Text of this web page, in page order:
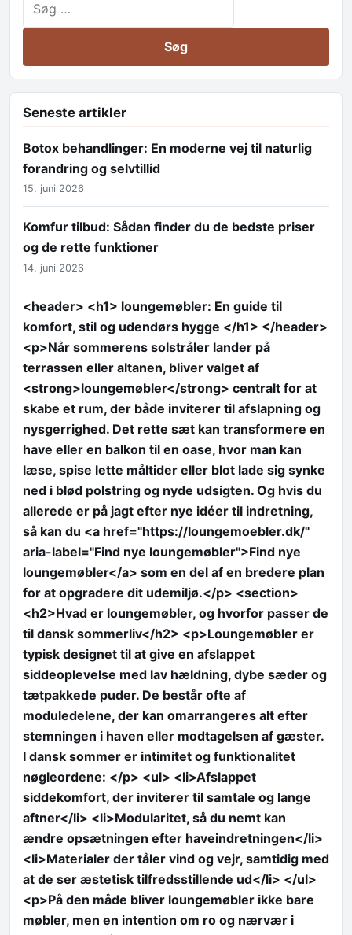
Seneste artikler
Botox behandlinger: En moderne vej til naturlig
forandring og selvtillid
15. juni 2026
Komfur tilbud: Sådan finder du de bedste priser
og de rette funktioner
14. juni 2026
<header> <h1> loungemøbler: En guide til
komfort, stil og udendørs hygge </h1> </header>
<p>Når sommerens solstråler lander på
terrassen eller altanen, bliver valget af
<strong>loungemøbler</strong> centralt for at
skabe et rum, der både inviterer til afslapning og
nysgerrighed. Det rette sæt kan transformere en
have eller en balkon til en oase, hvor man kan
læse, spise lette måltider eller blot lade sig synke
ned i blød polstring og nyde udsigten. Og hvis du
allerede er på jagt efter nye idéer til indretning,
så kan du <a href="https://loungemoebler.dk/"
aria-label="Find nye loungemøbler">Find nye
loungemøbler</a> som en del af en bredere plan
for at opgradere dit udemiljø.</p> <section>
<h2>Hvad er loungemøbler, og hvorfor passer de
til dansk sommerliv</h2> <p>Loungemøbler er
typisk designet til at give en afslappet
siddeoplevelse med lav hældning, dybe sæder og
tætpakkede puder. De består ofte af
moduledelene, der kan omarrangeres alt efter
stemningen i haven eller modtagelsen af gæster.
I dansk sommer er intimitet og funktionalitet
nøgleordene: </p> <ul> <li>Afslappet
siddekomfort, der inviterer til samtale og lange
aftner</li> <li>Modularitet, så du nemt kan
ændre opsætningen efter haveindretningen</li>
<li>Materialer der tåler vind og vejr, samtidig med
at de ser æstetisk tilfredsstillende ud</li> </ul>
<p>På den måde bliver loungemøbler ikke bare
møbler, men en intention om ro og nærvær i